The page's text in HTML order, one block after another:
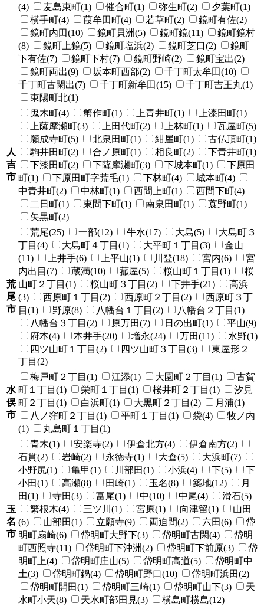
(4)
麦島東町(1) 催合町(1) 弥生町(2)
夕葉町(1)
横手町(4)
葭牟田町(4) 若草町(2)
鏡町有佐(2)
鏡町内田(10)
鏡町貝洲(5) 鏡町鏡(11)
鏡町鏡村
(8)
鏡町上鏡(5) 鏡町塩浜(2) 鏡町芝口(2)
鏡町
下有佐(7)
鏡町下村(7) 鏡町野崎(2)
鏡町宝出(2)
鏡町両出(9)
坂本町西部(2)
千丁町太牟田(10)
千丁町古閑出(7)
千丁町新牟田(15)
千丁町吉王丸(1)
東陽町北(1)
人
吉
市
鬼木町(4) 蟹作町(1) 上青井町(1)
上漆田町(1)
上薩摩瀬町(3)
上田代町(2) 上林町(1)
瓦屋町(5)
願成寺町(5)
北泉田町(1) 紺屋町(1)
古仏頂町(1)
駒井田町(2)
合ノ原町(1) 相良町(2)
下青井町(1)
下漆田町(2)
下薩摩瀬町(3) 下城本町(1)
下原田
町(1)
下原田町字荒毛(1) 下林町(4)
城本町(4)
中青井町(2)
中林町(1) 西間上町(1)
西間下町(4)
二日町(1)
東間下町(1) 南泉田町(1)
蓑野町(1)
矢黒町(2)
荒
尾
市
荒尾(25) 一部(12) 牛水(17) 大島(5)
大島町３
丁目(4)
大島町４丁目(1) 大平町１丁目(3)
金山
(11)
上井手(6) 上平山(1) 川登(18) 宮内(6)
宮
内出目(7)
蔵満(10) 菰屋(5) 桜山町１丁目(1)
桜
山町２丁目(1)
桜山町３丁目(2) 下井手(21)
高浜
(3)
西原町１丁目(2) 西原町２丁目(2)
西原町３丁
目(1)
野原(8) 八幡台１丁目(2)
八幡台２丁目(1)
八幡台３丁目(2)
原万田(7) 日の出町(1)
平山(9)
府本(4)
本井手(20) 増永(24) 万田(11)
水野(1)
四ツ山町１丁目(2)
四ツ山町３丁目(3)
東屋形２
丁目(2)
水
俣
市
梅戸町２丁目(1) 江添(1) 大園町２丁目(1)
古賀
町１丁目(1)
栄町１丁目(1) 桜井町２丁目(1)
汐見
町２丁目(1)
白浜町(1) 大黒町２丁目(2)
月浦(1)
八ノ窪町２丁目(1)
平町１丁目(1) 袋(4)
牧ノ内
(1)
丸島町１丁目(1)
玉
名
市
青木(1) 安楽寺(2) 伊倉北方(4)
伊倉南方(2)
石貫(2)
岩崎(2) 永徳寺(1) 大倉(5)
大浜町(7)
小野尻(1)
亀甲(1) 川部田(1) 小浜(4) 下(5)
下
小田(1)
高瀬(8) 田崎(1) 玉名(8) 築地(12)
月
田(1)
寺田(3) 富尾(1) 中(10) 中尾(4)
滑石(5)
繁根木(4)
三ツ川(1) 宮原(1) 向津留(1)
山田
(6)
山部田(1) 立願寺(9) 両迫間(2) 六田(6)
岱
明町扇崎(6)
岱明町大野下(3) 岱明町古閑(4)
岱明
町西照寺(11)
岱明町下沖洲(2) 岱明町下前原(3)
岱
明町上(4)
岱明町庄山(5) 岱明町高道(5)
岱明町中
土(3)
岱明町鍋(4) 岱明町野口(10)
岱明町浜田(2)
岱明町開田(1)
岱明町三崎(1) 岱明町山下(3)
天
水町小天(8)
天水町部田見(3) 横島町横島(12)